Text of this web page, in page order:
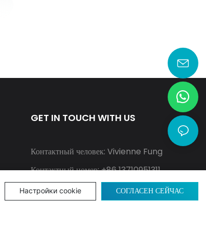
GET IN TOUCH WITH US
Контактный человек: Vivienne Fung
Контактный номер: +86 13710951311
Электронная почта:
Настройки cookie СОГЛАСЕН СЕЙЧАС